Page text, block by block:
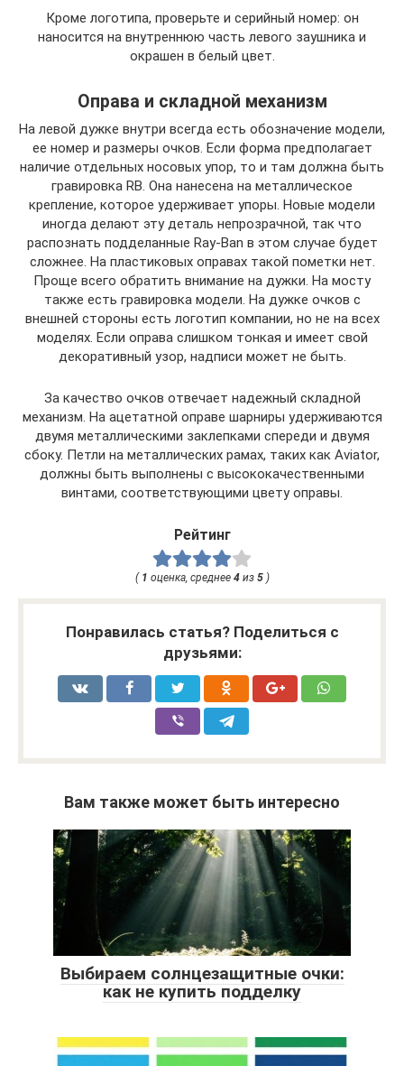
Кроме логотипа, проверьте и серийный номер: он
наносится на внутреннюю часть левого заушника и
окрашен в белый цвет.
Оправа и складной механизм
На левой дужке внутри всегда есть обозначение модели,
ее номер и размеры очков. Если форма предполагает
наличие отдельных носовых упор, то и там должна быть
гравировка RB. Она нанесена на металлическое
крепление, которое удерживает упоры. Новые модели
иногда делают эту деталь непрозрачной, так что
распознать подделанные Ray-Ban в этом случае будет
сложнее. На пластиковых оправах такой пометки нет.
Проще всего обратить внимание на дужки. На мосту
также есть гравировка модели. На дужке очков с
внешней стороны есть логотип компании, но не на всех
моделях. Если оправа слишком тонкая и имеет свой
декоративный узор, надписи может не быть.
За качество очков отвечает надежный складной
механизм. На ацетатной оправе шарниры удерживаются
двумя металлическими заклепками спереди и двумя
сбоку. Петли на металлических рамах, таких как Aviator,
должны быть выполнены с высококачественными
винтами, соответствующими цвету оправы.
Рейтинг
( 1 оценка, среднее 4из 5)
Понравилась статья? Поделиться с
друзьями:
Вам также может быть интересно
Выбираем солнцезащитные очки:
как не купить подделку